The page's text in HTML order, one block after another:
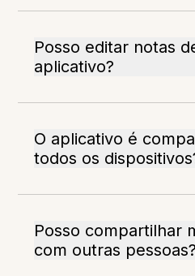
Posso editar notas
aplicativo?
O aplicativo é
todos os
Posso compartilhar
com outras pessoas?